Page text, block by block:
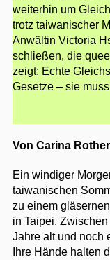
weiterhin um
trotz taiwanischer
Anwältin Victoria
schließen, die
zeigt: Echte
Gesetze – sie
Von Carina
Ein windiger
taiwanischen
zu einem
in Taipei.
Jahre alt und noch
Ihre Hände halten